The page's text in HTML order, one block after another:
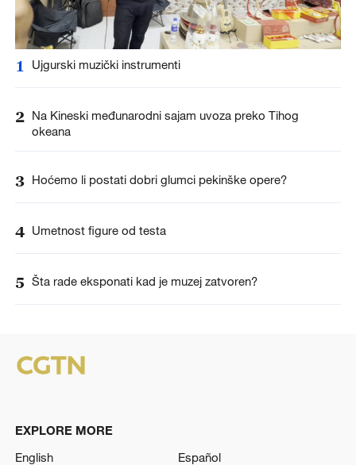
1 Ujgurski muzički instrumenti
2 Na Kineski međunarodni sajam uvoza preko Tihog
okeana
3 Hoćemo li postati dobri glumci pekinške opere?
4 Umetnost figure od testa
5 Šta rade eksponati kad je muzej zatvoren?
EXPLORE MORE
English
Español